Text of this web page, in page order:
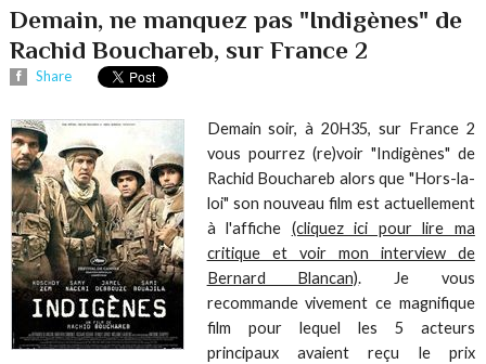
Demain, ne manquez pas "Indigènes" de
Rachid Bouchareb, sur France 2
Share
Demain soir, à 20H35, sur France 2
vous pourrez (re)voir "Indigènes" de
Rachid Bouchareb alors que "Hors-la-
loi" son nouveau film est actuellement
à l'affiche (cliquez ici pour lire ma
critique et voir mon interview de
Bernard Blancan). Je vous
recommande vivement ce magnifique
film pour lequel les 5 acteurs
principaux avaient reçu le prix